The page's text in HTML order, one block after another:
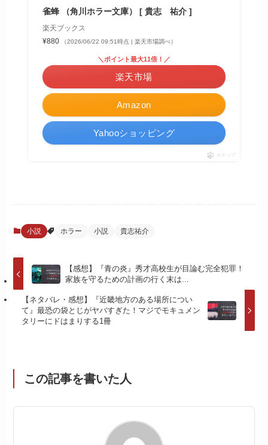
雀蜂 （角川ホラー文庫） [ 貴志 祐介 ]
楽天ブックス
¥880
（2026/06/22 09:51時点 | 楽天市場調べ）
Amazon
＼ポイント最大11倍！／
楽天市場
Yahooショッピング
ポチップ
小説 ホラー 小説 貴志祐介
【感想】『青の炎』秀才高校生が目論む完全犯罪！
家族を守るための計画の行く末は...
【ネタバレ・感想】『近畿地方のある場所につい
て』最恐の袋とじがヤバすぎた！マジでモキュメン
タリーにドはまりする1冊
この記事を書いた人